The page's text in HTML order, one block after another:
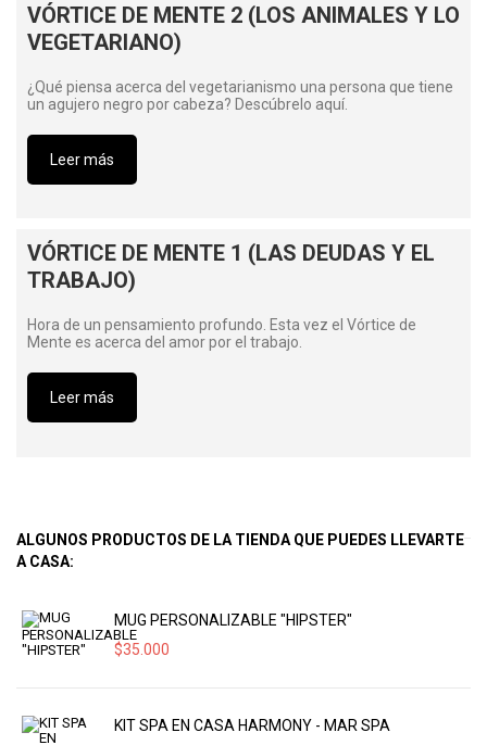
VÓRTICE DE MENTE 2 (LOS ANIMALES Y LO
VEGETARIANO)
¿Qué piensa acerca del vegetarianismo una persona que tiene
un agujero negro por cabeza? Descúbrelo aquí.
Leer más
VÓRTICE DE MENTE 1 (LAS DEUDAS Y EL
TRABAJO)
Hora de un pensamiento profundo. Esta vez el Vórtice de
Mente es acerca del amor por el trabajo.
Leer más
ALGUNOS PRODUCTOS DE LA TIENDA QUE PUEDES LLEVARTE
A CASA:
MUG PERSONALIZABLE "HIPSTER"
$35.000
KIT SPA EN CASA HARMONY - MAR SPA